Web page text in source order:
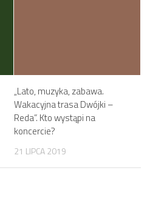
„Lato, muzyka, zabawa.
Wakacyjna trasa Dwójki –
Reda”. Kto wystąpi na
koncercie?
21 LIPCA 2019